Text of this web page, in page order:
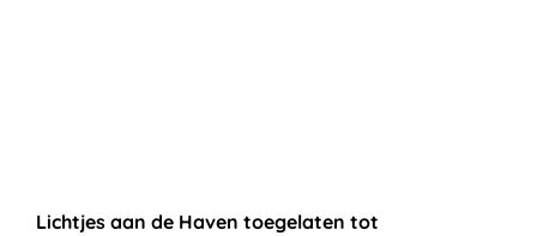
Lichtjes aan de Haven toegelaten tot